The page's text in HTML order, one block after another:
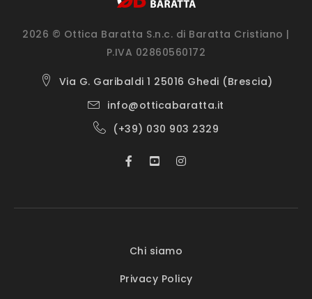
2026 © Ottica Baratta S.n.c. di Baratta Cristiano |
P.IVA 02860560172
Via G. Garibaldi 1 25016 Ghedi (Brescia)
info@otticabaratta.it
(+39) 030 903 2329
Chi siamo
Privacy Policy